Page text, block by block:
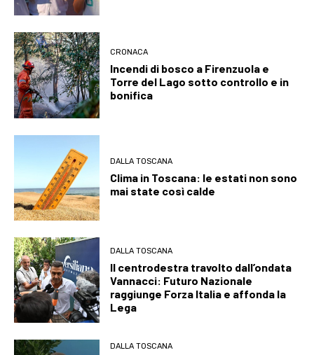
CRONACA
Incendi di bosco a Firenzuola e
Torre del Lago sotto controllo e in
bonifica
DALLA TOSCANA
Clima in Toscana: le estati non sono
mai state così calde
DALLA TOSCANA
Il centrodestra travolto dall’ondata
Vannacci: Futuro Nazionale
raggiunge Forza Italia e affonda la
Lega
DALLA TOSCANA